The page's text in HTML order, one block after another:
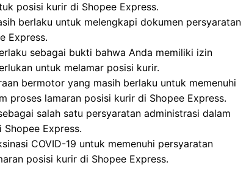
posisi kurir di Shopee Express.
berlaku untuk melengkapi dokumen persyaratan
Express.
sebagai bukti bahwa Anda memiliki izin
untuk melamar posisi kurir.
bermotor yang masih berlaku untuk memenuhi
proses lamaran posisi kurir di Shopee Express.
salah satu persyaratan administrasi dalam
Express.
COVID-19 untuk memenuhi persyaratan
posisi kurir di Shopee Express.